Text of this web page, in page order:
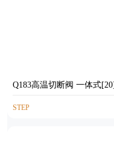
Q183高温切断阀 一体式
STEP